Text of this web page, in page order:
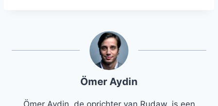
Ömer Aydin